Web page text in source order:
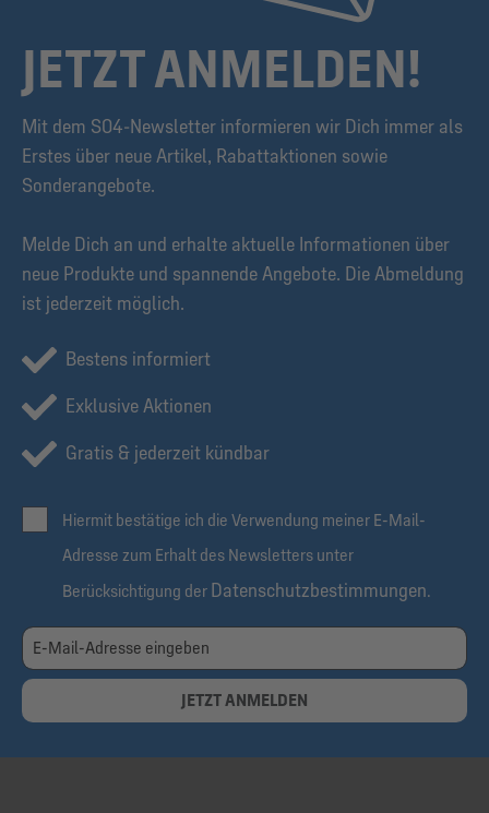
JETZT ANMELDEN!
Mit dem S04-Newsletter informieren wir Dich immer als
Erstes über neue Artikel, Rabattaktionen sowie
Sonderangebote.
Melde Dich an und erhalte aktuelle Informationen über
neue Produkte und spannende Angebote. Die Abmeldung
ist jederzeit möglich.
Bestens informiert
Exklusive Aktionen
Gratis & jederzeit kündbar
Hiermit bestätige ich die Verwendung meiner E-Mail-
Adresse zum Erhalt des Newsletters unter
Berücksichtigung der Datenschutzbestimmungen.
JETZT ANMELDEN